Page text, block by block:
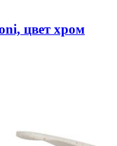
цвет хром